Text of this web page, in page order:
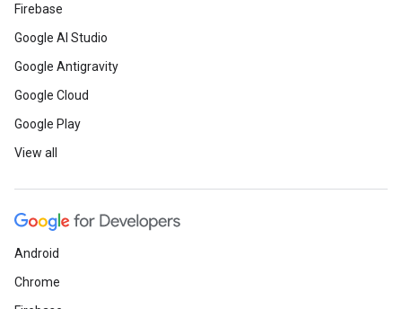
Firebase
Google AI Studio
Google Antigravity
Google Cloud
Google Play
View all
Android
Chrome